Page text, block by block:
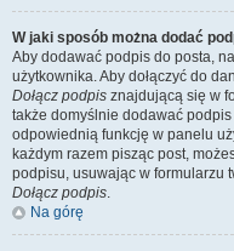
W jaki sposób można dodać
Aby dodawać podpis do posta,
użytkownika. Aby dołączyć do
Dołącz podpis znajdującą się w
także domyślnie dodawać
odpowiednią funkcję w panelu
każdym razem pisząc post,
podpisu, usuwając w formularzu
Dołącz podpis.
Na górę